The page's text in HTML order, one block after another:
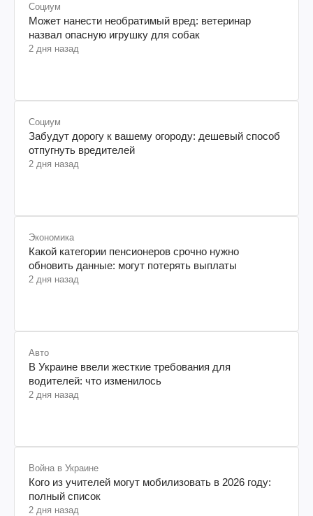
Социум
Может нанести необратимый вред: ветеринар
назвал опасную игрушку для собак
2 дня назад
Социум
Забудут дорогу к вашему огороду: дешевый способ
отпугнуть вредителей
2 дня назад
Экономика
Какой категории пенсионеров срочно нужно
обновить данные: могут потерять выплаты
2 дня назад
Авто
В Украине ввели жесткие требования для
водителей: что изменилось
2 дня назад
Война в Украине
Кого из учителей могут мобилизовать в 2026 году:
полный список
2 дня назад